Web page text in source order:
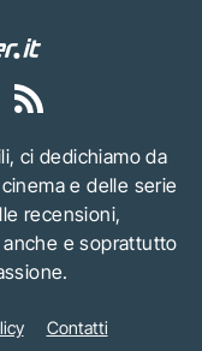
ci dedichiamo da
e delle serie
recensioni,
e soprattutto
Contatti